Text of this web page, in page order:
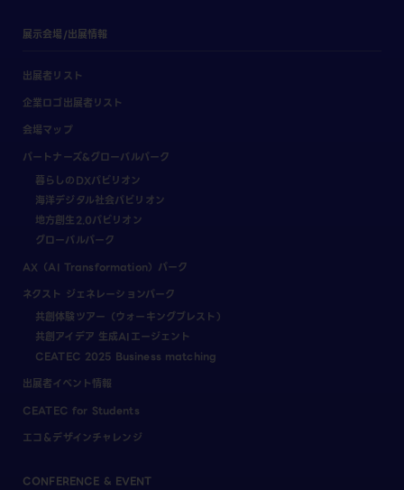
展示会場/出展情報
出展者リスト
企業ロゴ出展者リスト
会場マップ
パートナーズ&グローバルパーク
暮らしのDXパビリオン
海洋デジタル社会パビリオン
地方創生2.0パビリオン
グローバルパーク
AX（AI Transformation）パーク
ネクスト ジェネレーションパーク
共創体験ツアー（ウォーキングブレスト）
共創アイデア 生成AIエージェント
CEATEC 2025 Business matching
出展者イベント情報
CEATEC for Students
エコ＆デザインチャレンジ
CONFERENCE & EVENT